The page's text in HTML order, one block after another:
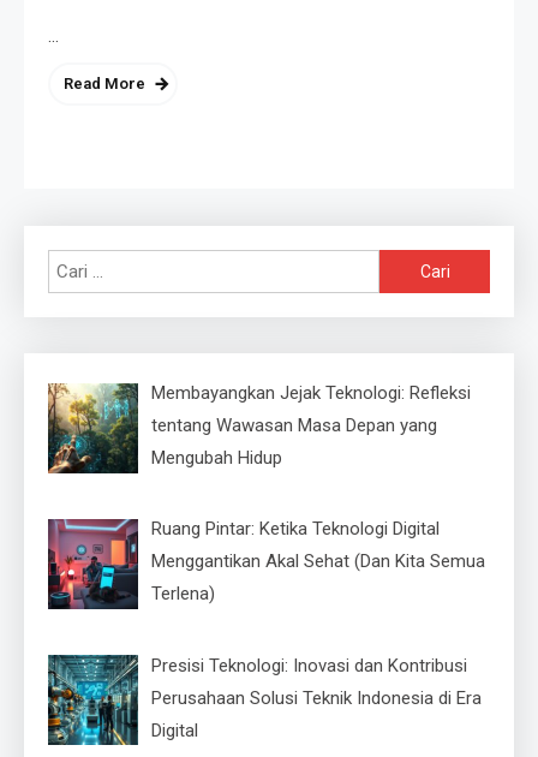
…
Read More
untuk:
Membayangkan Jejak Teknologi: Refleksi
tentang Wawasan Masa Depan yang
Mengubah Hidup
Ruang Pintar: Ketika Teknologi Digital
Menggantikan Akal Sehat (Dan Kita Semua
Terlena)
Presisi Teknologi: Inovasi dan Kontribusi
Perusahaan Solusi Teknik Indonesia di Era
Digital